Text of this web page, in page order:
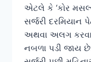
એટલે કે ‘કોર
સર્જરી દરમિયાન
અથવા અલગ
નબળા પડી જાય